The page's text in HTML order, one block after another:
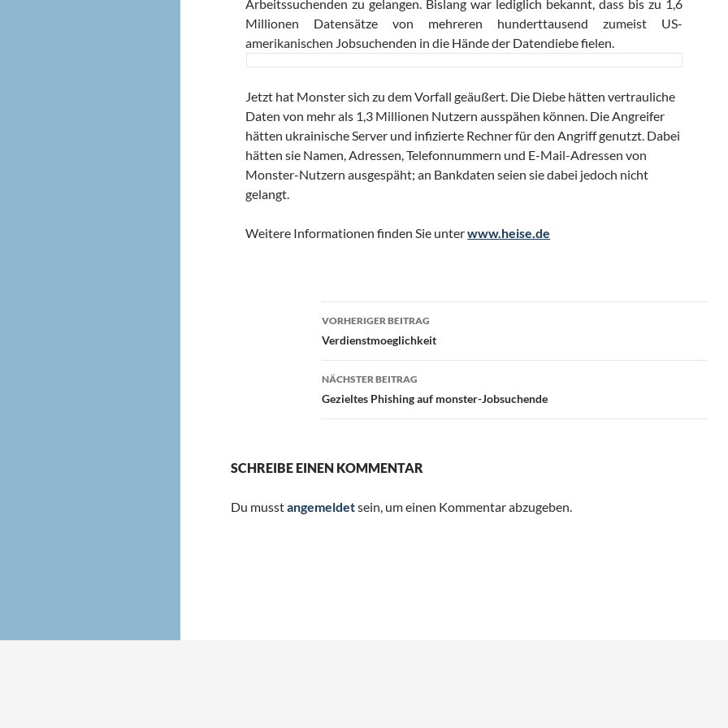
Arbeitssuchenden zu gelangen. Bislang war lediglich bekannt, dass bis zu 1,6
Millionen Datensätze von mehreren hunderttausend zumeist US-
amerikanischen Jobsuchenden in die Hände der Datendiebe fielen.
Jetzt hat Monster sich zu dem Vorfall geäußert. Die Diebe hätten vertrauliche
Daten von mehr als 1,3 Millionen Nutzern ausspähen können. Die Angreifer
hätten ukrainische Server und infizierte Rechner für den Angriff genutzt. Dabei
hätten sie Namen, Adressen, Telefonnummern und E-Mail-Adressen von
Monster-Nutzern ausgespäht; an Bankdaten seien sie dabei jedoch nicht
gelangt.
Weitere Informationen finden Sie unterwww.heise.de
Beitragsnavigation
VORHERIGER BEITRAG
Verdienstmoeglichkeit
NÄCHSTER BEITRAG
Gezieltes Phishing auf monster-Jobsuchende
SCHREIBE EINEN KOMMENTAR
Du musstangemeldetsein, um einen Kommentar abzugeben.